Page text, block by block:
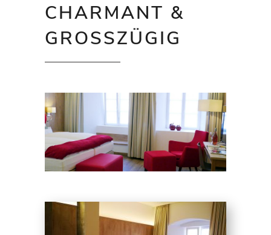
CHARMANT &
GROSSZÜGIG